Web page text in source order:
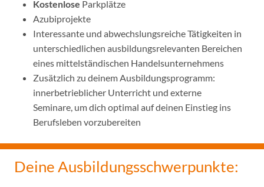
Kostenlose Parkplätze
Azubiprojekte
Interessante und abwechslungsreiche Tätigkeiten in
unterschiedlichen ausbildungsrelevanten Bereichen
eines mittelständischen Handelsunternehmens
Zusätzlich zu deinem Ausbildungsprogramm:
innerbetrieblicher Unterricht und externe
Seminare, um dich optimal auf deinen Einstieg ins
Berufsleben vorzubereiten
Deine Ausbildungsschwerpunkte: